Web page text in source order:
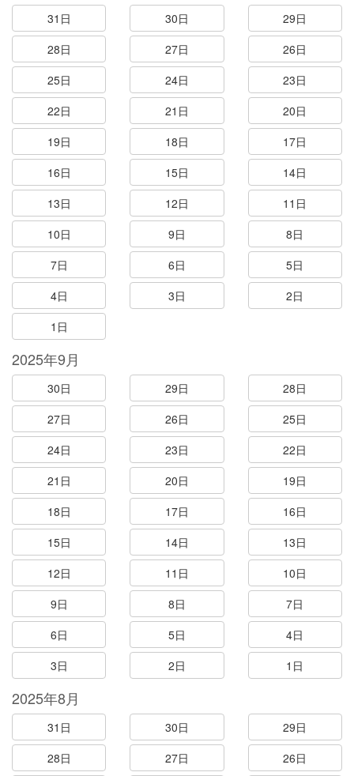
31日 30日
29日
28日
27日
26日
25日
24日
23日
22日
21日
20日
19日
18日
17日
16日
15日
14日
13日
12日
11日
10日
9日
8日
7日
6日
5日
4日
3日
2日
1日
2025年9月
30日 29日
28日
27日
26日
25日
24日
23日
22日
21日
20日
19日
18日
17日
16日
15日
14日
13日
12日
11日
10日
9日
8日
7日
6日
5日
4日
3日
2日 1日
2025年8月
31日 30日
29日
28日
27日
26日